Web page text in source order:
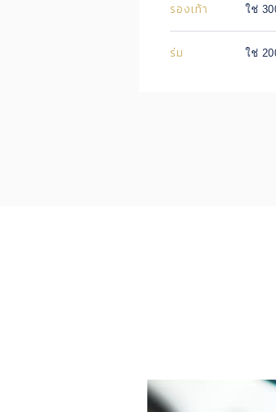
รองเท้า ใช่
ร่ม ใช่